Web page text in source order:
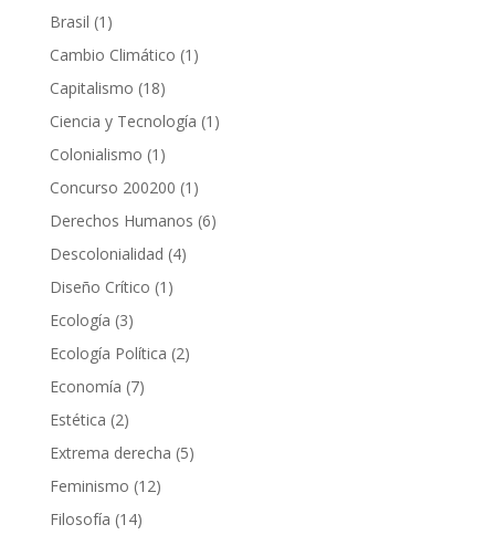
Brasil 1 1
producto
Cambio Climático 1 1
Capitalismo 1818
productos
Ciencia y Tecnología 1 1
Colonialismo 1 1
producto
Concurso 200200 1 1
producto
Derechos Humanos 66
Descolonialidad 44
Diseño Crítico 1 1
Ecología 33
productos
Ecología Política 22
Economía 77
Estética 22
productos
Extrema derecha 55
Feminismo 1212
Filosofía 1414